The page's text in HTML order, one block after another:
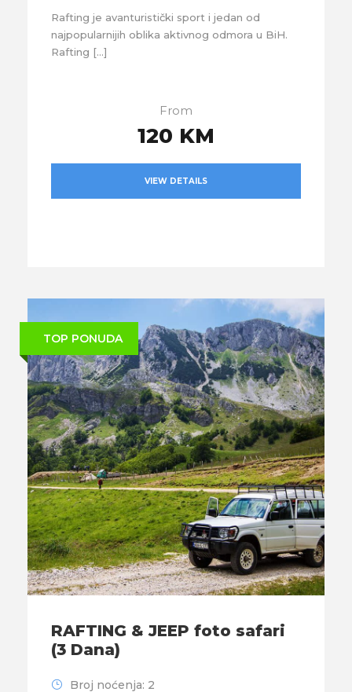
Rafting je avanturistički sport i jedan od
najpopularnijih oblika aktivnog odmora u BiH.
Rafting […]
From
120 KM
VIEW DETAILS
TOP PONUDA
RAFTING & JEEP foto safari
(3 Dana)
Broj noćenja: 2